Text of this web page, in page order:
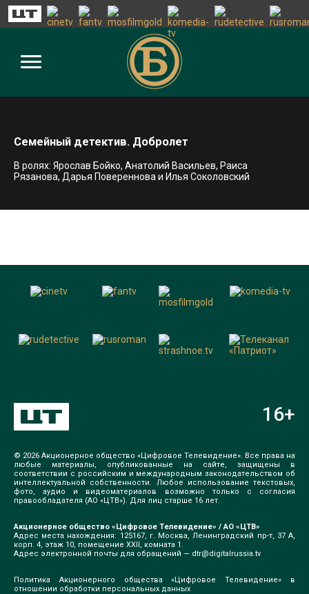
Семейный детектив. Добролет
В ролях: Ярослав Бойко, Анатолий Васильев, Раиса
Рязанова, Дарья Повереннова и Илья Соколовский
© 2026 Акционерное общество «Цифровое Телевидение». Все права на
любые материалы, опубликованные на сайте, защищены в
соответствии с российским и международным законодательством об
интеллектуальной собственности. Любое использование текстовых,
фото, аудио и видеоматериалов возможно только с согласия
правообладателя (АО «ЦТВ»). Для лиц старше 16 лет.
Акционерное общество «Цифровое Телевидение» / АО «ЦТВ»
Адрес места нахождения: 125167, г. Москва, Ленинградский пр-т, 37 А,
корп. 4, этаж 10, помещение XXII, комната 1.
Адрес электронной почты для обращений — dtr@digitalrussia.tv
Политика Акционерного общества «Цифровое Телевидение» в
отношении обработки персональных данных
16+